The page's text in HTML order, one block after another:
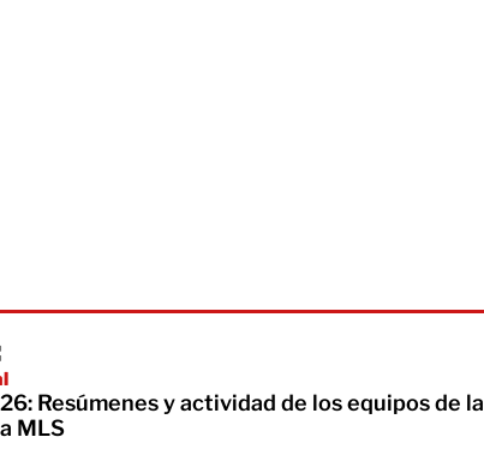
Resúmenes y actividad de los equipos de la
MLS